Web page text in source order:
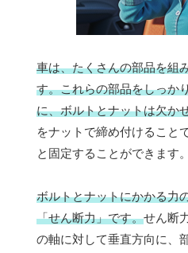
車は、たくさんの部品を組
す。これらの部品をしっか
に、ボルトとナットは欠か
をナットで締め付けること
と固定することができます。
ボルトとナットにかかる力
「せん断力」です。せん断
の軸に対して垂直方向に、